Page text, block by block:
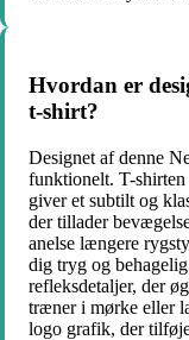
Hvordan er
t-shirt?
Designet af denne
funktionelt. T-
giver et subtilt og
der tillader
anelse længere
dig tryg og
refleksdetaljer, der
træner i mørke eller
logo grafik, der